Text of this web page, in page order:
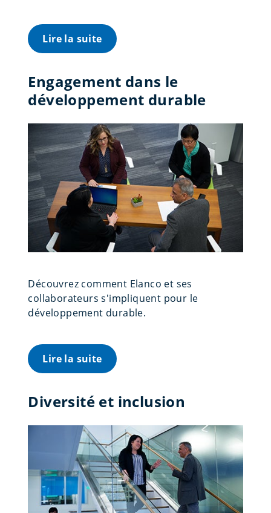
Lire la suite
Engagement dans le
développement durable
Découvrez comment Elanco et ses
collaborateurs s'impliquent pour le
développement durable.
Lire la suite
Diversité et inclusion